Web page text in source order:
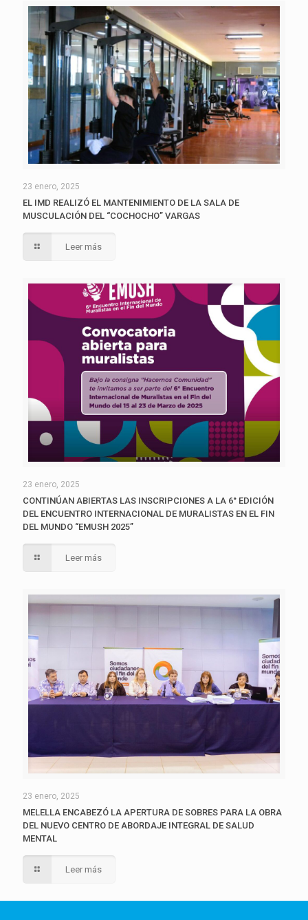
23 enero, 2025
EL IMD REALIZÓ EL MANTENIMIENTO DE LA SALA DE
MUSCULACIÓN DEL “COCHOCHO” VARGAS
Leer más
23 enero, 2025
CONTINÚAN ABIERTAS LAS INSCRIPCIONES A LA 6° EDICIÓN
DEL ENCUENTRO INTERNACIONAL DE MURALISTAS EN EL FIN
DEL MUNDO “EMUSH 2025”
Leer más
23 enero, 2025
MELELLA ENCABEZÓ LA APERTURA DE SOBRES PARA LA OBRA
DEL NUEVO CENTRO DE ABORDAJE INTEGRAL DE SALUD
MENTAL
Leer más